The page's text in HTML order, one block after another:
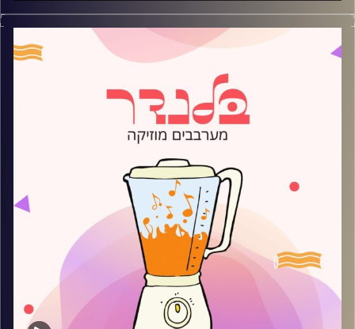
מוזיקה רגועה לפתוח איתה את הבוקר בהגשת ליהי הירש
קרדיט תמונות:
AudioVersity